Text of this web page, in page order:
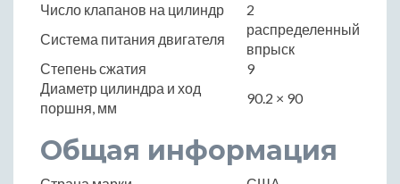
Число клапанов на цилиндр
2
Система питания двигателя
распределенный
впрыск
Степень сжатия
9
Диаметр цилиндра и ход
поршня, мм
90.2 × 90
Общая информация